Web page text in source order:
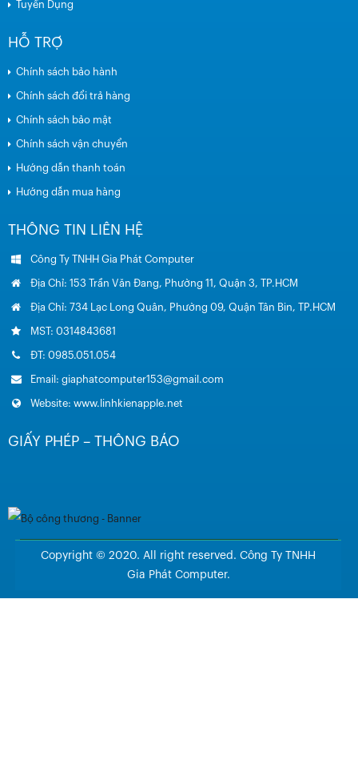
Tuyển Dụng
HỖ TRỢ
Chính sách bảo hành
Chính sách đổi trả hàng
Chính sách bảo mật
Chính sách vận chuyển
Hướng dẫn thanh toán
Hướng dẫn mua hàng
THÔNG TIN LIÊN HỆ
Công Ty TNHH Gia Phát Computer
Địa Chỉ: 153 Trần Văn Đang, Phường 11, Quận 3, TP.HCM
Địa Chỉ: 734 Lạc Long Quân, Phường 09, Quận Tân Bin, TP.HCM
MST: 0314843681
ĐT: 0985.051.054
Email: giaphatcomputer153@gmail.com
Website: www.linhkienapple.net
GIẤY PHÉP – THÔNG BÁO
Copyright © 2020. All right reserved. Công Ty TNHH
Gia Phát Computer.